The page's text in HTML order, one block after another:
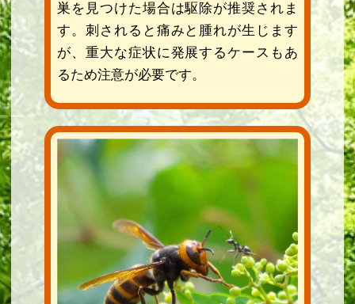
巣を見つけた場合は駆除が推奨されま
す。刺されると痛みと腫れが生じます
が、重大な症状に発展するケースもあ
るため注意が必要です。